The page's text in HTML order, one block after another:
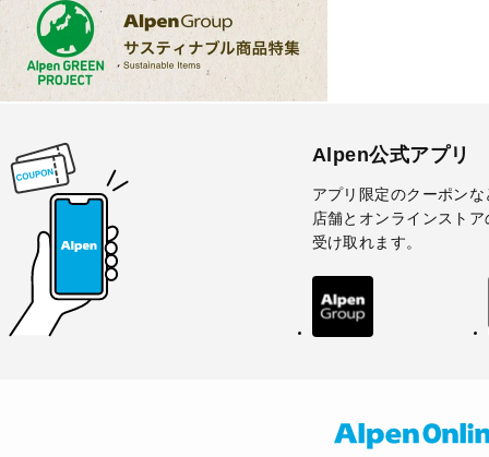
Alpen公式アプリ
アプリ限定のクーポンな
店舗とオンラインスト
受け取れます。